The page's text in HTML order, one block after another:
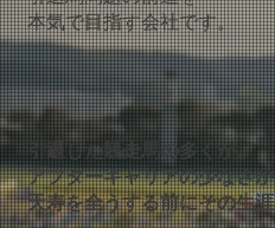
本気で目指す会社です。
引退した競走馬の多くが、
アフターキャリアの少なさ
天寿を全うする前にその生